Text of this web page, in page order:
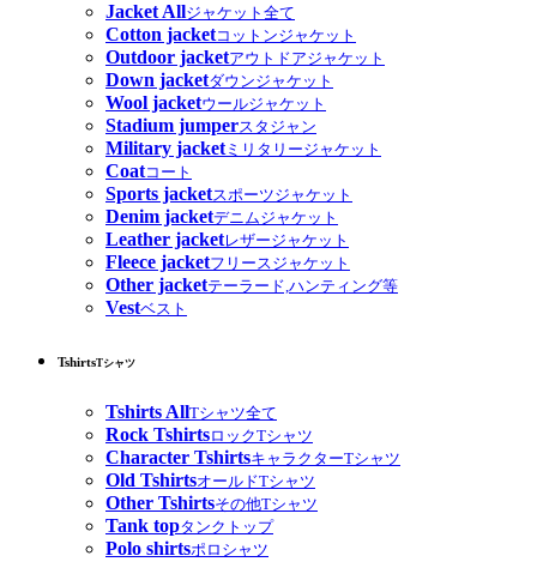
Jacket Allジャケット全て
Cotton jacketコットンジャケット
Outdoor jacketアウトドアジャケット
Down jacketダウンジャケット
Wool jacketウールジャケット
Stadium jumperスタジャン
Military jacketミリタリージャケット
Coatコート
Sports jacketスポーツジャケット
Denim jacketデニムジャケット
Leather jacketレザージャケット
Fleece jacketフリースジャケット
Other jacketテーラード,ハンティング等
Vestベスト
TshirtsTシャツ
Tshirts AllTシャツ全て
Rock TshirtsロックTシャツ
Character TshirtsキャラクターTシャツ
Old TshirtsオールドTシャツ
Other Tshirtsその他Tシャツ
Tank topタンクトップ
Polo shirtsポロシャツ